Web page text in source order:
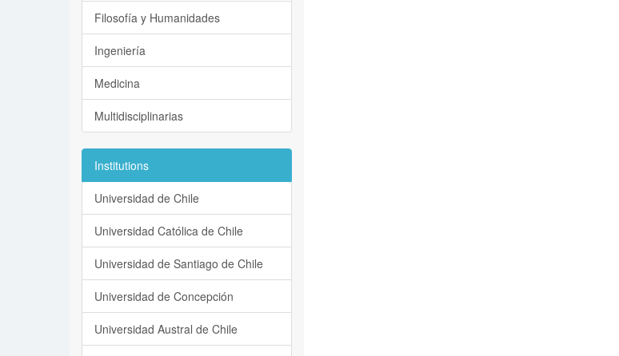
Filosofía y Humanidades
Ingeniería
Medicina
Multidisciplinarias
Institutions
Universidad de Chile
Universidad Católica de Chile
Universidad de Santiago de Chile
Universidad de Concepción
Universidad Austral de Chile